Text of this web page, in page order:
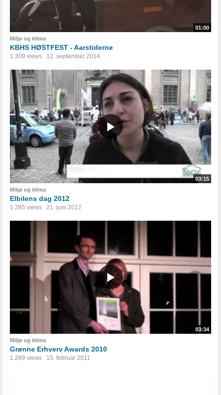
01:00
Miljø og klima
KBHS HØSTFEST - Aarstiderne
1.309 views 12. september 2014
03:15
Miljø og klima
Elbilens dag 2012
1.285 views 21. juni 2012
03:34
Miljø og klima
Grønne Erhverv Awards 2010
1.269 views 15. februar 2011